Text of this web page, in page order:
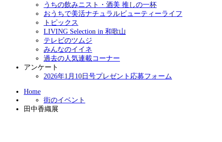
うちの飲みニスト・酒美 推しの一杯
おうちで美活ナチュラルビューティーライフ
トピックス
LIVING Selection in 和歌山
テレビのツムジ
みんなのイイネ
過去の人気連載コーナー
アンケート
2026年1月10日号プレゼント応募フォーム
Home
街のイベント
田中香織展